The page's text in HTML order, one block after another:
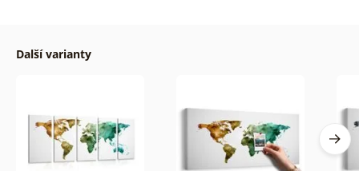
Další varianty